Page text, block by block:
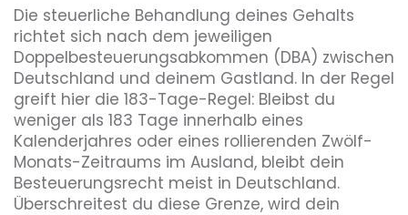
Die steuerliche Behandlung deines Gehalts
richtet sich nach dem jeweiligen
Doppelbesteuerungsabkommen (DBA) zwischen
Deutschland und deinem Gastland. In der Regel
greift hier die 183-Tage-Regel: Bleibst du
weniger als 183 Tage innerhalb eines
Kalenderjahres oder eines rollierenden Zwölf-
Monats-Zeitraums im Ausland, bleibt dein
Besteuerungsrecht meist in Deutschland.
Überschreitest du diese Grenze, wird dein